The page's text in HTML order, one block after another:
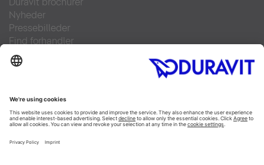
Duravit brochurer
Nyheder
Pressebilleder
Find forhandler
Kontakt
FAQs
Facebook
Instagram
YouTube